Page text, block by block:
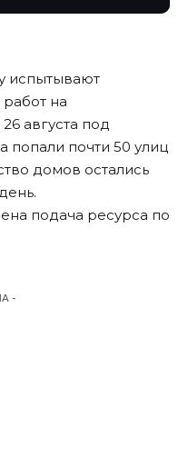
испытывают
на
августа под
попали почти 50 улиц
домов остались
подача ресурса по
-